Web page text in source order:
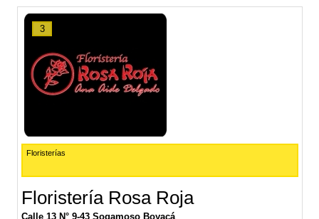
3
Floristerías
Floristería Rosa Roja
Calle 13 N° 9-43 Sogamoso Boyacá